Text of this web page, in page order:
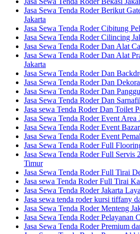
Jasa Sewa Tenda Roder Berikut
Jakarta
Jasa Sewa Tenda Roder Cibitung
Jasa Sewa Tenda Roder Cilincing
Jasa Sewa Tenda Roder Dan Alat
Jasa Sewa Tenda Roder Dan Alat
Jakarta
Jasa Sewa Tenda Roder Dan
Jasa Sewa Tenda Roder Dan
Jasa Sewa Tenda Roder Dan
Jasa Sewa Tenda Roder Dan
Jasa sewa Tenda Roder Dan Toilet
Jasa Sewa Tenda Roder Event Area
Jasa Sewa Tenda Roder Event
Jasa Sewa Tenda Roder Event
Jasa Sewa Tenda Roder Full
Jasa Sewa Tenda Roder Full Servis
Timur
Jasa Sewa Tenda Roder Full Tirai
Jasa sewa Tenda Roder Full Tirai
Jasa Sewa Tenda Roder Jakarta
Jasa sewa tenda roder kursi tiffany
Jasa Sewa Tenda Roder Menteng
Jasa Sewa Tenda Roder Pelayanan
Jasa Sewa Tenda Roder Premium